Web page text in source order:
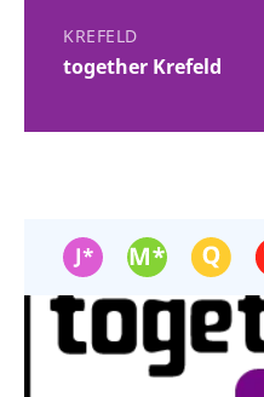
KREFELD
together Krefeld